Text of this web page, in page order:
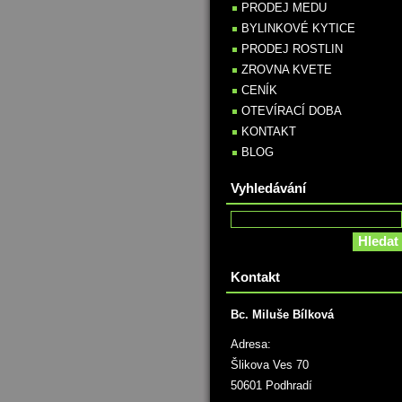
PRODEJ MEDU
BYLINKOVÉ KYTICE
PRODEJ ROSTLIN
ZROVNA KVETE
CENÍK
OTEVÍRACÍ DOBA
KONTAKT
BLOG
Vyhledávání
Kontakt
Bc. Miluše Bílková
Adresa:
Šlikova Ves 70
50601 Podhradí